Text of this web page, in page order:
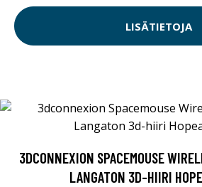
LISÄTIETOJA
3DCONNEXION SPACEMOUSE
LANGATON 3D-HIIRI